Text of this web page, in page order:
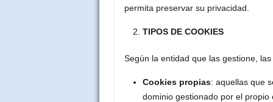
permita preservar su privacidad.
TIPOS DE COOKIES
Según la entidad que las gestione,
Cookies propias: aquellas que
dominio gestionado por el